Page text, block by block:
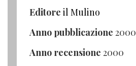
Editore il Mulino
Anno pubblicazione 2000
Anno recensione 2000